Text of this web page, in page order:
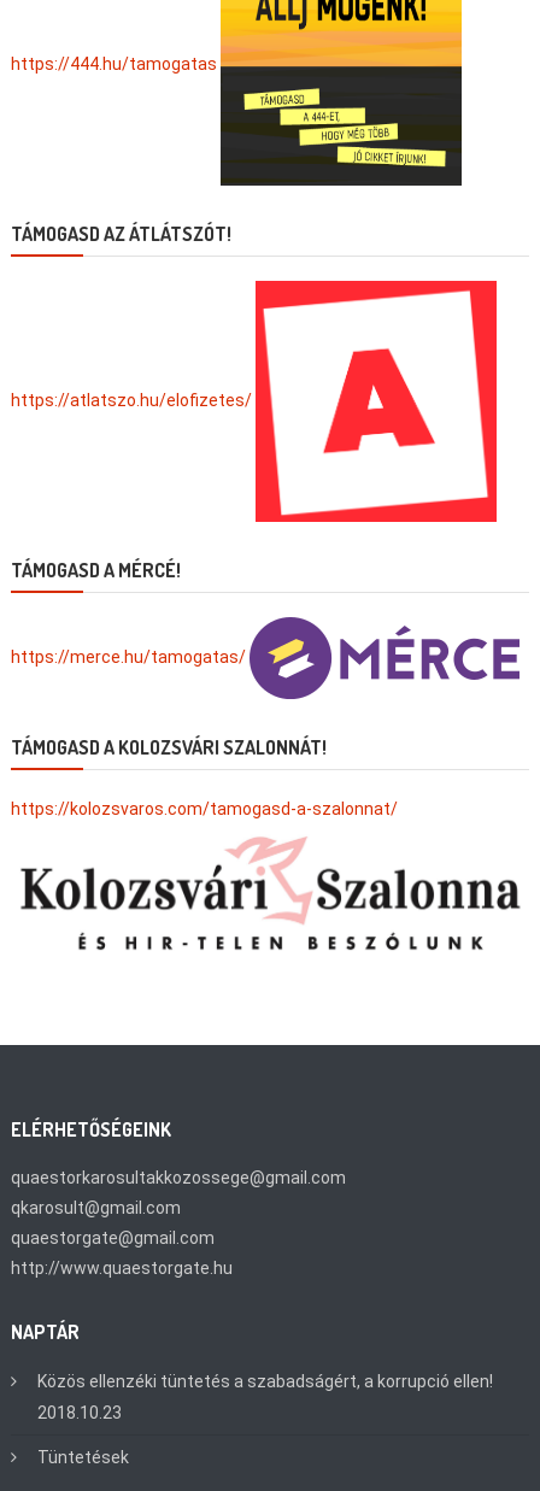
https://444.hu/tamogatas
TÁMOGASD AZ ÁTLÁTSZÓT!
https://atlatszo.hu/elofizetes/
TÁMOGASD A MÉRCÉ!
https://merce.hu/tamogatas/
TÁMOGASD A KOLOZSVÁRI SZALONNÁT!
https://kolozsvaros.com/tamogasd-a-szalonnat/
ELÉRHETŐSÉGEINK
quaestorkarosultakkozossege@gmail.com
qkarosult@gmail.com
quaestorgate@gmail.com
http://www.quaestorgate.hu
NAPTÁR
Közös ellenzéki tüntetés a szabadságért, a korrupció ellen!
2018.10.23
Tüntetések